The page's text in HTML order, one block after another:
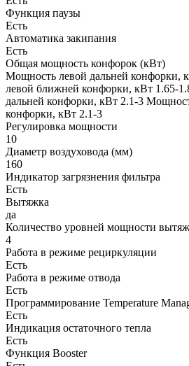
Функция паузы
Есть
Автоматика закипания
Есть
Общая мощность конфорок (кВт)
Мощность левой дальней конфорки,
левой ближней конфорки, кВт 1.65-
дальней конфорки, кВт 2.1-3
конфорки, кВт 2.1-3
Регулировка мощности
10
Диаметр воздуховода (мм)
160
Индикатор загрязнения фильтра
Есть
Вытяжка
да
Количество уровней мощности
4
Работа в режиме рециркуляции
Есть
Работа в режиме отвода
Есть
Программирование Temperature
Есть
Индикация остаточного тепла
Есть
Функция Booster